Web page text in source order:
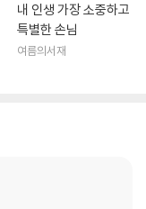
내 인생 가장 소중하고
특별한 손님
여름의서재